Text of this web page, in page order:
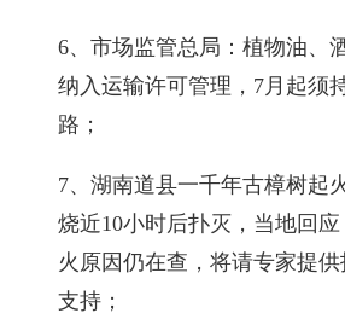
6、市场监管总局：植物油、
纳入运输许可管理，7月起须
路；
7、湖南道县一千年古樟树起
烧近10小时后扑灭，当地回应
火原因仍在查，将请专家提
支持；